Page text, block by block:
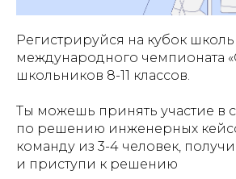
Регистрируйся на кубок
международного чемпионата
школьников 8-11 классов.
Ты можешь принять участие в
по решению инженерных
команду из 3-4 человек, получи
и приступи к решению